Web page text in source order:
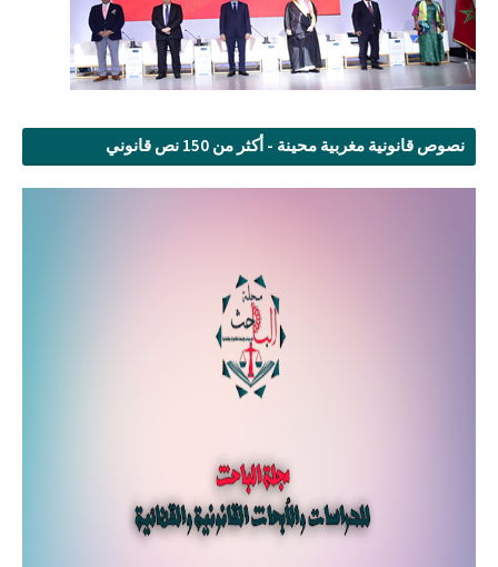
نصوص قانونية مغربية محينة - أكثر من 150 نص قانوني